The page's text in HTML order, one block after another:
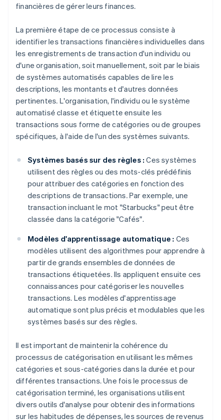
financières de gérer leurs finances.
La première étape de ce processus consiste à
identifier les transactions financières individuelles dans
les enregistrements de transaction d'un individu ou
d'une organisation, soit manuellement, soit par le biais
de systèmes automatisés capables de lire les
descriptions, les montants et d'autres données
pertinentes. L'organisation, l'individu ou le système
automatisé classe et étiquette ensuite les
transactions sous forme de catégories ou de groupes
spécifiques, à l'aide de l'un des systèmes suivants.
Systèmes basés sur des règles : Ces systèmes
utilisent des règles ou des mots-clés prédéfinis
pour attribuer des catégories en fonction des
descriptions de transactions. Par exemple, une
transaction incluant le mot "Starbucks" peut être
classée dans la catégorie "Cafés".
Modèles d'apprentissage automatique : Ces
modèles utilisent des algorithmes pour apprendre à
partir de grands ensembles de données de
transactions étiquetées. Ils appliquent ensuite ces
connaissances pour catégoriser les nouvelles
transactions. Les modèles d'apprentissage
automatique sont plus précis et modulables que les
systèmes basés sur des règles.
Il est important de maintenir la cohérence du
processus de catégorisation en utilisant les mêmes
catégories et sous-catégories dans la durée et pour
différentes transactions. Une fois le processus de
catégorisation terminé, les organisations utilisent
divers outils d'analyse pour obtenir des informations
sur les habitudes de dépenses, les sources de revenus